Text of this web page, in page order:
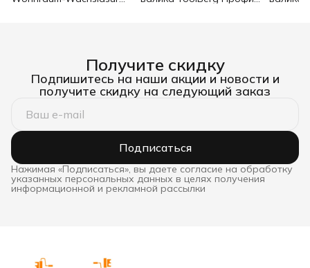
Получите скидку
Подпишитесь на наши акции и новости и
получите скидку на следующий заказ
Подписаться
Нажимая «Подписаться», вы даете согласие на обработку
указанных персональных данных в целях получения
информационной и рекламной рассылки